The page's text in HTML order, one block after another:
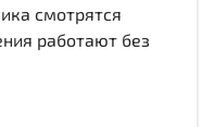
смотрятся
работают без